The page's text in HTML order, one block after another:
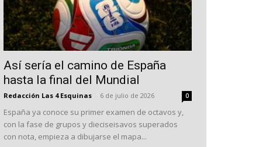
Así sería el camino de España
hasta la final del Mundial
Redacción Las 4 Esquinas 6 de julio de 2026 0
España ya conoce su primer examen de octavos y,
con la fase de grupos y dieciseisavos superados
con nota, empieza a dibujarse el mapa...